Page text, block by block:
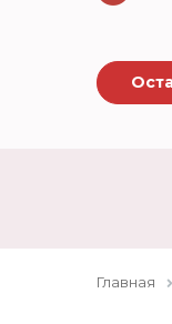
Главная